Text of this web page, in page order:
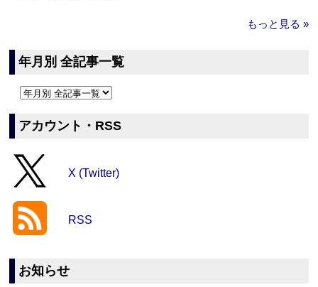
もっと見る »
年月別 全記事一覧
アカウント・RSS
X (Twitter)
RSS
お知らせ